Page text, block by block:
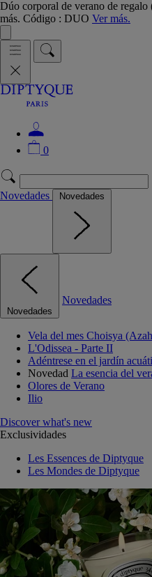
Dúo corporal de verano de
más. Código : DUO Ver más.
0
Novedades Novedades
Novedades
Novedades
Vela del mes Choisya
L'Odissea - Parte II
Adéntrese en el jardín
Novedad La esencia del
Olores de Verano
Ilio
Discover what's new
Exclusividades
Les Essences de Diptyque
Les Mondes de Diptyque